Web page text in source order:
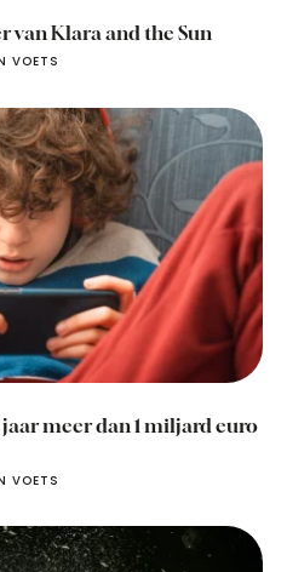
van Klara and the Sun
VOETS
meer dan 1 miljard euro
VOETS